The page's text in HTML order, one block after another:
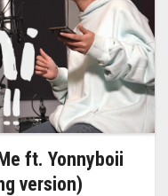
ft. Yonnyboii
version)